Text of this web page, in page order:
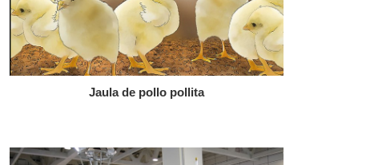
Jaula de pollo pollita